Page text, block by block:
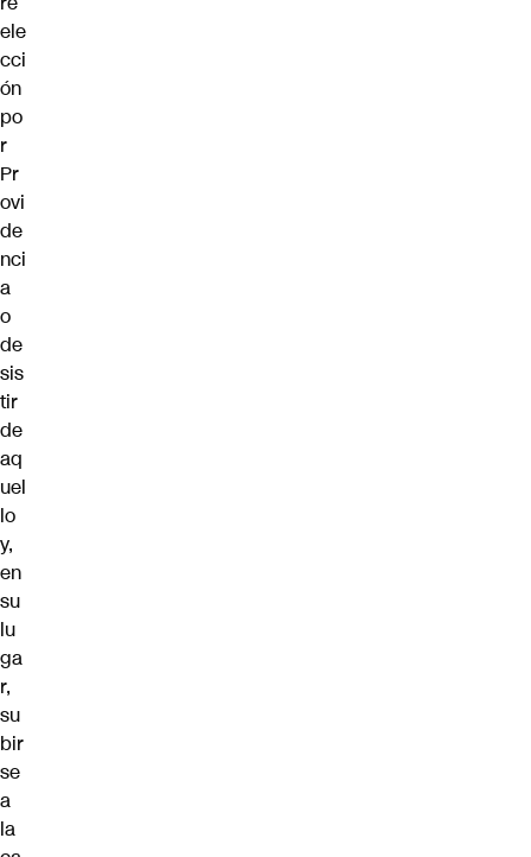
ele
cci
ón
po
r
Pr
ovi
de
nci
a
o
de
sis
tir
de
aq
uel
lo
y,
en
su
lu
ga
r,
su
bir
se
a
la